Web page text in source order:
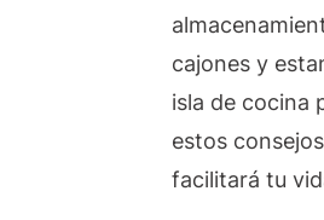
cajones y
isla de cocina
estos
facilitará tu